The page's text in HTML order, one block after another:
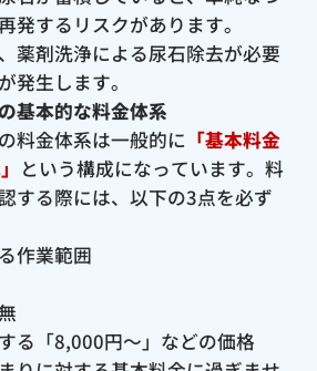
発するリスクがあります。
薬剤洗浄による尿石除去が必要
発生します。
基本的な料金体系
料金体系は一般的に 「基本料金
という構成になっています。料
する際には、以下の3点を必ず
作業範囲
る「8,000円〜」などの価格